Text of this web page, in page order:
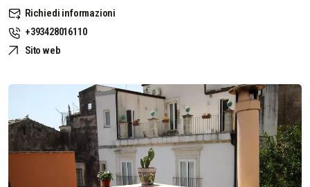
Richiedi informazioni
+393428016110
Sito web